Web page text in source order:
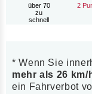
über 70
zu
schnell
2
* Wenn Sie
mehr als 26 km/
ein Fahrverbot